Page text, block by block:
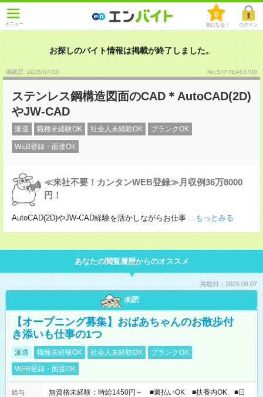
メニュー
0
気になる！ ログイン
お探しのバイト情報は掲載が終了しました。
掲載日 :2026/07/18 No.STFTEA03700
ステンレス鋼構造図面のCAD＊AutoCAD(2D)
やJW-CAD
派遣 職種未経験OK 社会人未経験OK ブランクOK
WEB登録・面接OK
≪来社不要！カンタンWEB登録≫月収例36万8000
円！
AutoCAD(2D)やJW-CAD経験を活かしながらお仕事 ...もっとみる
あなたの閲覧履歴からのオススメ
掲載日：2026.08.07
未読
【オープニング募集】おばあちゃんのお散歩付
き添いも仕事の1つ
派遣 職種未経験OK 社会人未経験OK
ブランクOK
WEB登録・面接OK
給与
無資格未経験：時給1450円～ ■週払いOK ■扶養内OK ■日